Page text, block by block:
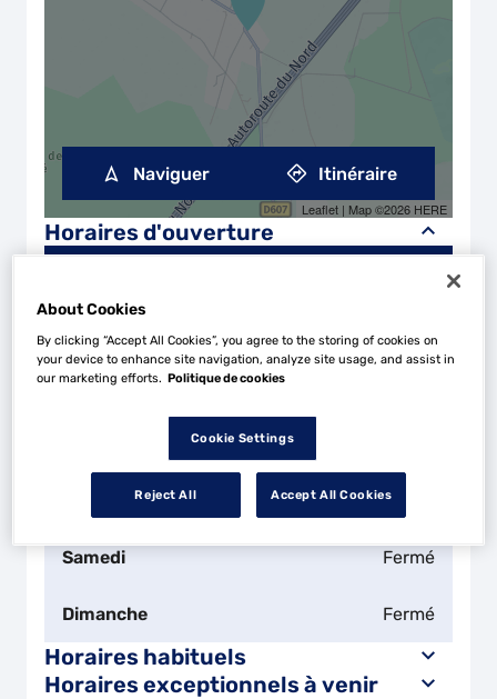
Horaires d'ouverture
Mardi 08:30 - 12:30 14:00 - 18:00
Mercredi 08:30 - 12:30
08:30 - 12:30
Vendredi 08:30 - 12:3014:00 - 18:00
Samedi Fermé
Dimanche Fermé
Horaires habituels
Horaires exceptionnels à venir
Leaflet | Map ©2026 HERE
Naviguer Itinéraire
About Cookies
By clicking “Accept All Cookies”, you agree to the storing of cookies on
your device to enhance site navigation, analyze site usage, and assist in
our marketing efforts. Politique de cookies
Cookie Settings
Reject All Accept All Cookies